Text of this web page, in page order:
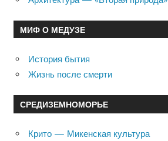
МИФ О МЕДУЗЕ
История бытия
Жизнь после смерти
СРЕДИЗЕМНОМОРЬЕ
Крито — Микенская культура